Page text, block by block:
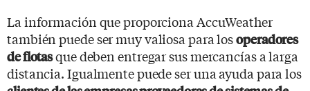
La información que proporciona AccuWeather
también puede ser muy valiosa para losoperadores
de flotasque deben entregar sus mercancías a larga
distancia. Igualmente puede ser una ayuda para los